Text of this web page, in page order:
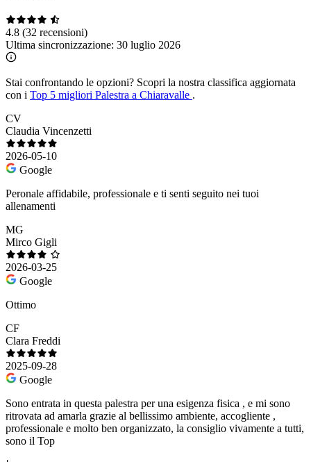
4.8 (32 recensioni)
Ultima sincronizzazione: 30 luglio 2026
Stai confrontando le opzioni? Scopri la nostra classifica aggiornata
con i Top 5 migliori Palestra a Chiaravalle .
CV
Claudia Vincenzetti
2026-05-10
Google
Peronale affidabile, professionale e ti senti seguito nei tuoi
allenamenti
MG
Mirco Gigli
2026-03-25
Google
Ottimo
CF
Clara Freddi
2025-09-28
Google
Sono entrata in questa palestra per una esigenza fisica , e mi sono
ritrovata ad amarla grazie al bellissimo ambiente, accogliente ,
professionale e molto ben organizzato, la consiglio vivamente a tutti,
sono il Top